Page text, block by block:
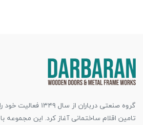
گروه صنعتی درباران از
تامین اقلام ساختمانی آغاز کرد. این مجموعه